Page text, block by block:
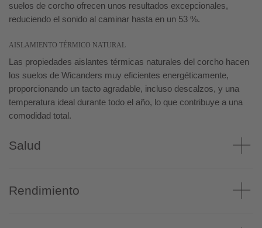
suelos de corcho ofrecen unos resultados excepcionales,
reduciendo el sonido al caminar hasta en un 53 %.
AISLAMIENTO TÉRMICO NATURAL
Las propiedades aislantes térmicas naturales del corcho hacen
los suelos de Wicanders muy eficientes energéticamente,
proporcionando un tacto agradable, incluso descalzos, y una
temperatura ideal durante todo el año, lo que contribuye a una
comodidad total.
Salud
Rendimiento